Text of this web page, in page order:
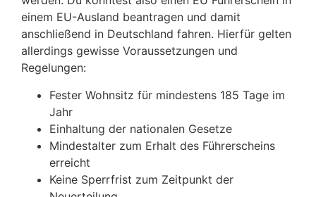
einem EU-Ausland beantragen und damit
anschließend in Deutschland fahren. Hierfür gelten
allerdings gewisse Voraussetzungen und
Regelungen:
Fester Wohnsitz für mindestens 185 Tage im
Jahr
Einhaltung der nationalen Gesetze
Mindestalter zum Erhalt des Führerscheins
erreicht
Keine Sperrfrist zum Zeitpunkt der